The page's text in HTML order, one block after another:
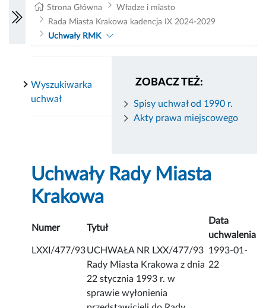
Strona Główna
Władze i miasto
Rada Miasta Krakowa kadencja IX 2024-2029
Uchwały RMK
ZOBACZ TEŻ:
Spisy uchwał od 1990 r.
Akty prawa miejscowego
Wyszukiwarka
uchwał
Uchwały Rady Miasta
Krakowa
Numer Tytuł
Data
uchwalenia
LXXI/477/93UCHWAŁA NR LXX/477/93
Rady Miasta Krakowa z dnia
22 stycznia 1993 r. w
sprawie wyłonienia
1993-01-
22